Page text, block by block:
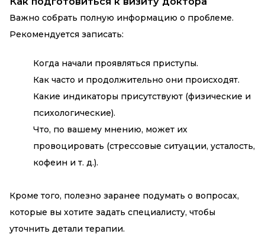
Важно собрать полную информацию о проблеме.
Рекомендуется записать:
Когда начали проявляться приступы.
Как часто и продолжительно они происходят.
Какие индикаторы присутствуют (физические и
психологические).
Что, по вашему мнению, может их
провоцировать (стрессовые ситуации, усталость,
кофеин и т. д.).
Кроме того, полезно заранее подумать о вопросах,
которые вы хотите задать специалисту, чтобы
уточнить детали терапии.